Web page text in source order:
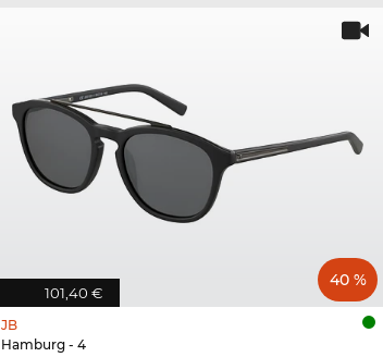
101,40 €
40 %
JB
Hamburg - 4